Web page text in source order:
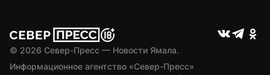
© 2026 Север-Пресс — Новости Ямала.
Информационное агентство «Север-Пресс»